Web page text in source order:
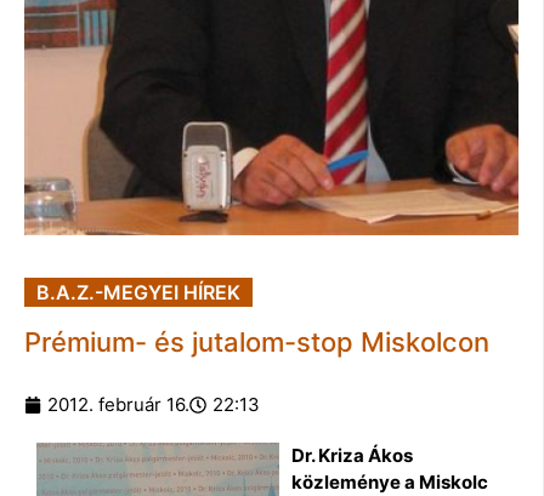
B.A.Z.-MEGYEI HÍREK
Prémium- és jutalom-stop Miskolcon
2012. február 16. 22:13
Dr. Kriza Ákos
közleménye a Miskolc